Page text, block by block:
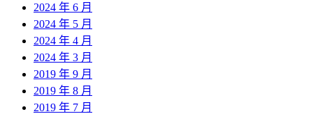
2024 年 6 月
2024 年 5 月
2024 年 4 月
2024 年 3 月
2019 年 9 月
2019 年 8 月
2019 年 7 月